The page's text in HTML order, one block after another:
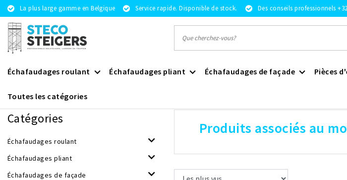
La plus large gamme en Belgique Service rapide. Disponible de stock. Des conseils professionnels
Échafaudages roulant Échafaudages pliant Échafaudages de façade Pièces
Toutes les catégories
Revenir à Mots-clés|Mots-clés
Catégories
Échafaudages roulant
Échafaudages pliant
Échafaudages de façade
Produits associés au